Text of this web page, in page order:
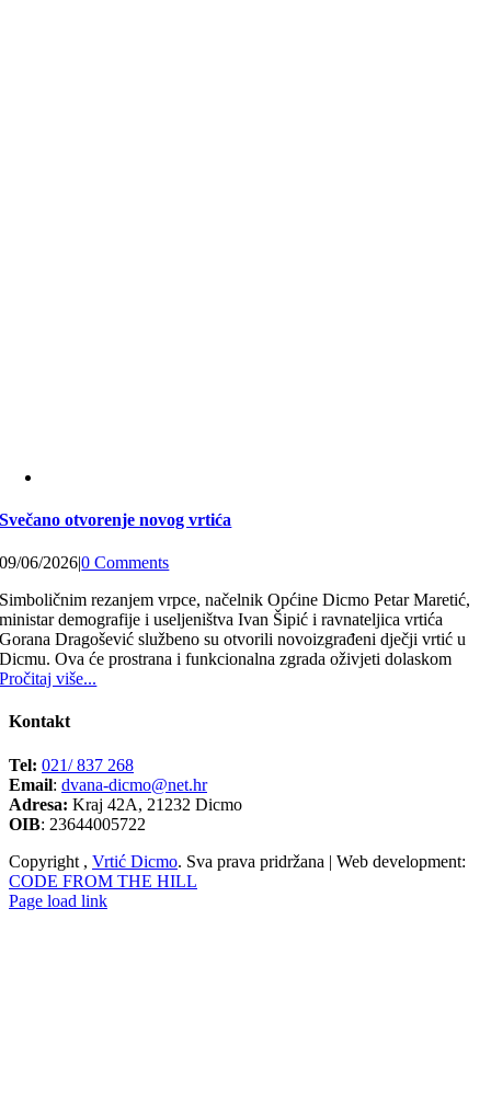
Svečano otvorenje novog vrtića
09/06/2026|0 Comments
Simboličnim rezanjem vrpce, načelnik Općine Dicmo Petar Maretić,
ministar demografije i useljeništva Ivan Šipić i ravnateljica vrtića
Gorana Dragošević službeno su otvorili novoizgrađeni dječji vrtić u
Dicmu. Ova će prostrana i funkcionalna zgrada oživjeti dolaskom
Pročitaj više...
Kontakt
Tel: 021/ 837 268
Email: dvana-dicmo@net.hr
Adresa: Kraj 42A, 21232 Dicmo
OIB: 23644005722
Copyright , Vrtić Dicmo. Sva prava pridržana | Web development:
CODE FROM THE HILL
Page load link